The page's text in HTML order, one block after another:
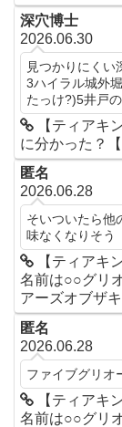
深穴博士
2026.06.30
見つかりにくい
3ハイラル城外
たっけ?)5井戸
【ティアキ
に分かった？
匿名
2026.06.28
そいついたら他
味なくなりそう
【ティアキ
名前は○○グリ
アーズオブザキ
匿名
2026.06.28
ファイブグリオ
【ティアキ
名前は○○グリ